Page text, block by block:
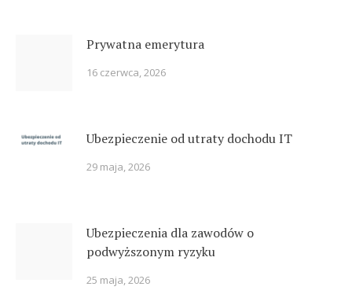
Prywatna emerytura
16 czerwca, 2026
Ubezpieczenie od utraty dochodu IT
29 maja, 2026
Ubezpieczenia dla zawodów o
podwyższonym ryzyku
25 maja, 2026